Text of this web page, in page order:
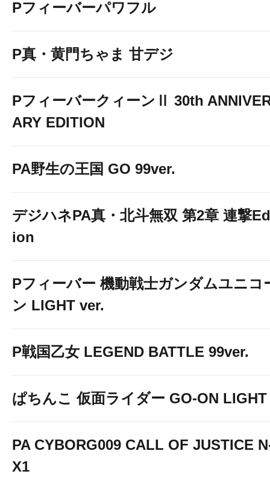
Pフィーバーパワフル
P真・黄門ちゃま 甘デジ
PフィーバークィーンⅡ 30th
ARY EDITION
PA野生の王国 GO 99ver.
デジハネPA真・北斗無双 第2章 連撃
ion
Pフィーバー 機動戦士ガンダムユニコ
ン LIGHT ver.
P戦国乙女 LEGEND BATTLE 99ver.
ぱちんこ 仮面ライダー GO-ON LIGHT
PA CYBORG009 CALL OF JUSTICE
X1